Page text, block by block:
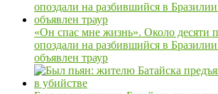
«Он спас мне жизнь». Около десяти
опоздали на разбившийся в
объявлен траур